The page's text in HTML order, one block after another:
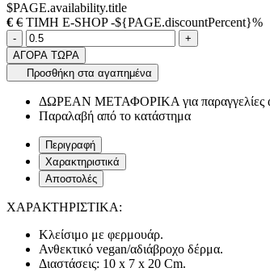
$PAGE.availability.title
€ € ΤΙΜΗ E-SHOP -${PAGE.discountPercent}%
Ποσότητα
-product.increase.quantity +
ΑΓΟΡΑ ΤΩΡΑ
Προσθήκη στα αγαπημένα
ΔΩΡΕΑΝ ΜΕΤΑΦΟΡΙΚΑ για παραγγελίες
Παραλαβή από το κατάστημα
Περιγραφή
Χαρακτηριστικά
Αποστολές
ΧΑΡΑΚΤΗΡΙΣΤΙΚΑ:
Κλείσιμο με φερμουάρ.
Ανθεκτικό vegan/αδιάβροχο δέρμα.
Διαστάσεις: 10 x 7 x 20 Cm.